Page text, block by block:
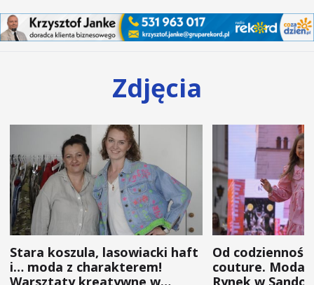
Zdjęcia
Stara koszula, lasowiacki haft
i… moda z charakterem!
Od
couture. Moda